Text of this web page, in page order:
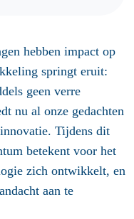
hebben impact op
springt eruit:
geen verre
nu al onze gedachten
Tijdens dit
betekent voor het
zich ontwikkelt, en
aan te